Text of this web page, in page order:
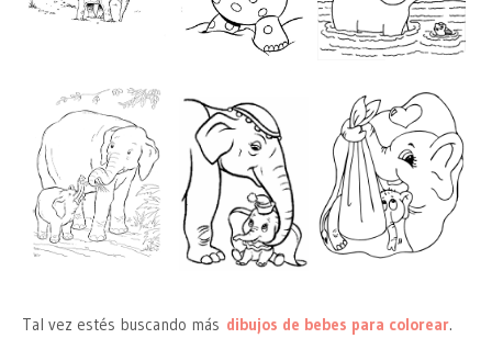
Tal vez estés buscando más dibujos de bebes para colorear.